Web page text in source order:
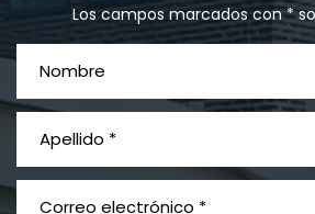
Los campos marcados con *